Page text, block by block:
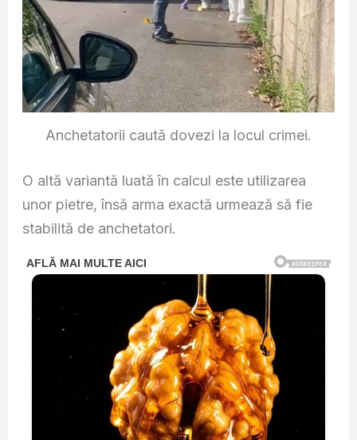
Anchetatorii caută dovezi la locul crimei.
O altă variantă luată în calcul este utilizarea
unor pietre, însă arma exactă urmează să fie
stabilită de anchetatori.